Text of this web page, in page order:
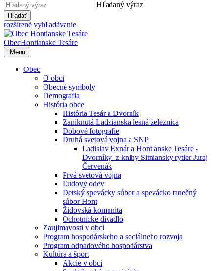
Hľadaný výraz
Hľadať
rozšírené vyhľadávanie
ObecHontianske Tesáre
Menu
Obec
O obci
Obecné symboly
Demografia
História obce
História Tesár a Dvorník
Zaniknutá Ladzianska lesná železnica
Dobové fotografie
Druhá svetová vojna a SNP
Ladislav Exnár a Hontianske Tesáre -
Dvorníky z knihy Sitniansky rytier Juraj
Červenák
Prvá svetová vojna
Ľudový odev
Detský spevácky súbor a spevácko tanečný
súbor Hont
Židovská komunita
Ochotnícke divadlo
Zaujímavosti v obci
Program hospodárskeho a sociálneho rozvoja
Program odpadového hospodárstva
Kultúra a šport
Akcie v obci